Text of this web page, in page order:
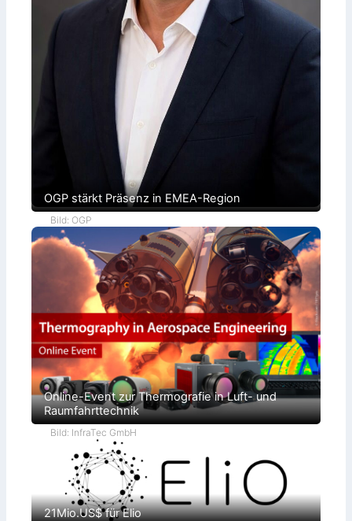
OGP stärkt Präsenz in EMEA-Region
Bild: OGP
Online-Event zur Thermografie in Luft- und
Raumfahrttechnik
Bild: InfraTec GmbH
21Mio.US$ für Elio